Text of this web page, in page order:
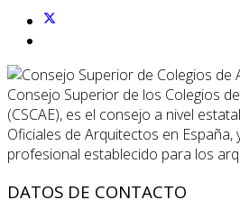
Consejo Superior de los Colegios
(CSCAE), es el consejo a nivel
Oficiales de Arquitectos en España,
profesional establecido para los
DATOS DE CONTACTO